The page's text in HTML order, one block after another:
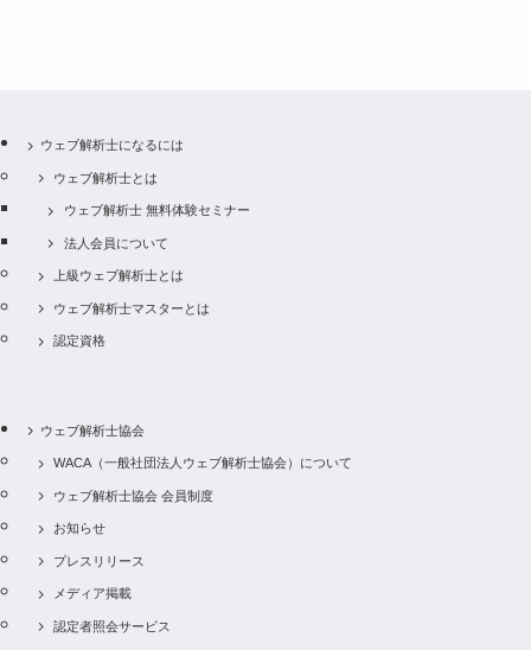
ウェブ解析士になるには
ウェブ解析士とは
ウェブ解析士 無料体験セミナー
法人会員について
上級ウェブ解析士とは
ウェブ解析士マスターとは
認定資格
ウェブ解析士協会
WACA（一般社団法人ウェブ解析士協会）について
ウェブ解析士協会 会員制度
お知らせ
プレスリリース
メディア掲載
認定者照会サービス